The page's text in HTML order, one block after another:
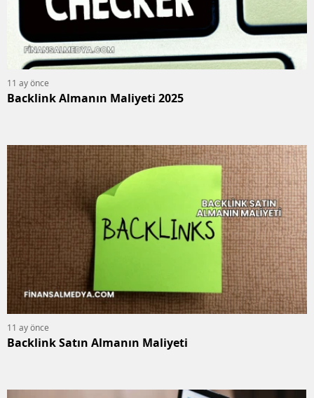
11 ay önce
Backlink Almanın Maliyeti 2025
11 ay önce
Backlink Satın Almanın Maliyeti